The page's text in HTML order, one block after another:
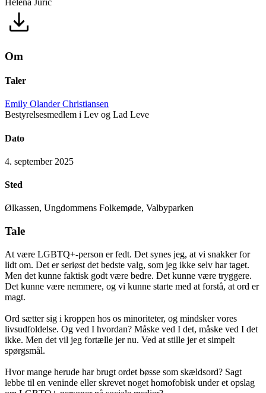
Helena Juric
Om
Taler
Emily Olander Christiansen
Bestyrelsesmedlem i Lev og Lad Leve
Dato
4. september 2025
Sted
Ølkassen, Ungdommens Folkemøde, Valbyparken
Tale
At være LGBTQ+-person er fedt. Det synes jeg, at vi snakker for
lidt om. Det er seriøst det bedste valg, som jeg ikke selv har taget.
Men det kunne faktisk godt være bedre. Det kunne være tryggere.
Det kunne være nemmere, og vi kunne starte med at forstå, at ord er
magt.
Ord sætter sig i kroppen hos os minoriteter, og mindsker vores
livsudfoldelse. Og ved I hvordan? Måske ved I det, måske ved I det
ikke. Men det vil jeg fortælle jer nu. Ved at stille jer et simpelt
spørgsmål.
Hvor mange herude har brugt ordet bøsse som skældsord? Sagt
lebbe til en veninde eller skrevet noget homofobisk under et opslag